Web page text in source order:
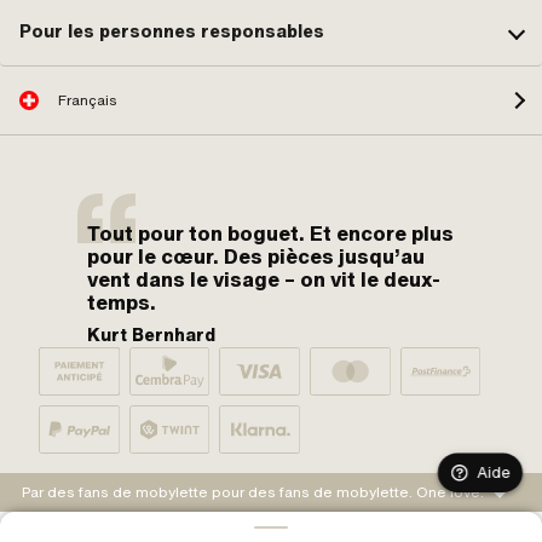
Pour les personnes responsables
Français
Tout pour ton boguet. Et encore plus
pour le cœur. Des pièces jusqu’au
vent dans le visage – on vit le deux-
temps.
Kurt Bernhard
Par des fans de mobylette pour des fans de mobylette. One love.
Aide